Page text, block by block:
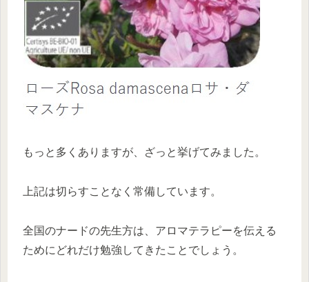
もっと多くありますが、ざっと挙げてみました。
上記は切らすことなく常備しています。
全国のナードの先生方は、アロマテラピーを伝える
ためにどれだけ勉強してきたことでしょう。